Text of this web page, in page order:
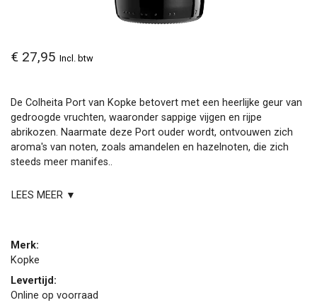
€ 27,95 Incl. btw
De Colheita Port van Kopke betovert met een heerlijke geur van
gedroogde vruchten, waaronder sappige vijgen en rijpe
abrikozen. Naarmate deze Port ouder wordt, ontvouwen zich
aroma's van noten, zoals amandelen en hazelnoten, die zich
steeds meer manifes..
LEES MEER ▼
Merk:
Kopke
Levertijd:
Online op voorraad